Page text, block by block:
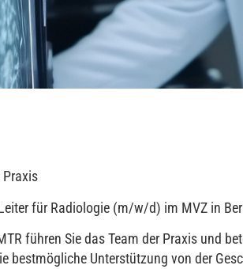
für Radiologie (m/w/d) im MVZ in
führen Sie das Team der Praxis und
bestmögliche Unterstützung von der